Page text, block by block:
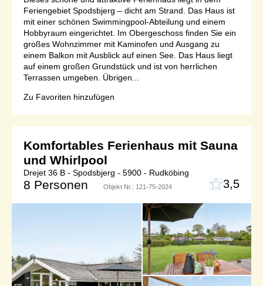
Feriengebiet Spodsbjerg – dicht am Strand. Das Haus ist
mit einer schönen Swimmingpool-Abteilung und einem
Hobbyraum eingerichtet. Im Obergeschoss finden Sie ein
großes Wohnzimmer mit Kaminofen und Ausgang zu
einem Balkon mit Ausblick auf einen See. Das Haus liegt
auf einem großen Grundstück und ist von herrlichen
Terrassen umgeben. Übrigen...
Zu Favoriten hinzufügen
Komfortables Ferienhaus mit Sauna
und Whirlpool
Drejet 36 B - Spodsbjerg - 5900 - Rudköbing
8 Personen Objekt Nr.: 121-75-2024 3,5